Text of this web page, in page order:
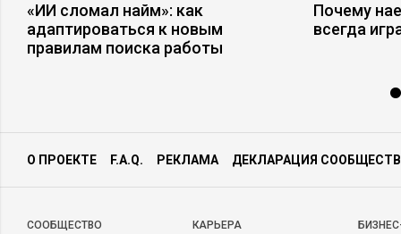
«ИИ сломал найм»: как
адаптироваться к новым
правилам поиска работы
Почему
всегда
О ПРОЕКТЕ F.A.Q. РЕКЛАМА ДЕКЛАРАЦИЯ
CООБЩЕСТВО КАРЬЕРА